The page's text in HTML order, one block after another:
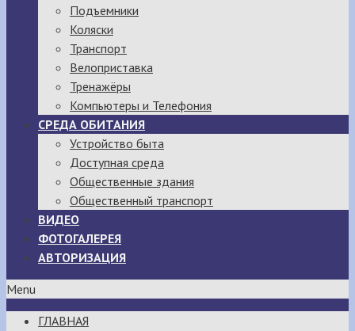
Подъемники
Коляски
Транспорт
Велоприставка
Тренажёры
Компьютеры и Телефония
СРЕДА ОБИТАНИЯ
Устройство быта
Доступная среда
Общественные здания
Общественный транспорт
ВИДЕО
ФОТОГАЛЕРЕЯ
АВТОРИЗАЦИЯ
Menu
ГЛАВНАЯ